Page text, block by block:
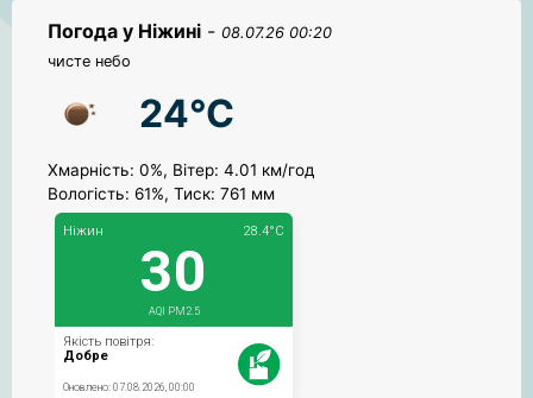
Погода у Ніжині - 08.07.26 00:20
чисте небо
24°C
Хмарність: 0%, Вітер: 4.01 км/год
Вологість: 61%, Тиск: 761 мм